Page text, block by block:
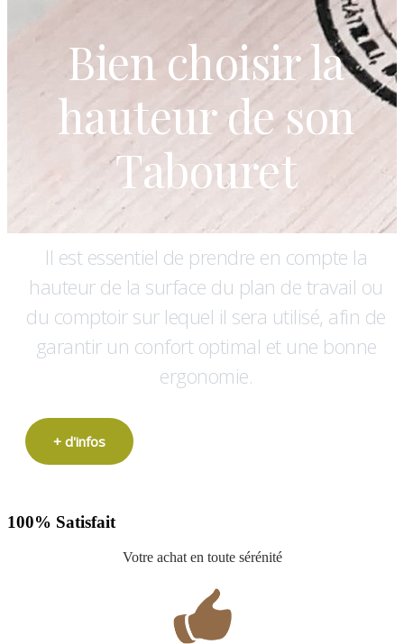
Bien choisir la
hauteur de son
Tabouret
Il est essentiel de prendre en compte la
hauteur de la surface du plan de travail ou
du comptoir sur lequel il sera utilisé, afin de
garantir un confort optimal et une bonne
ergonomie.
+ d'infos
100% Satisfait
Votre achat en toute sérénité